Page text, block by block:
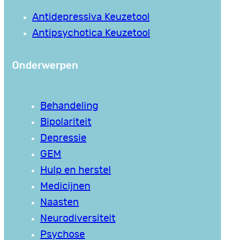
Antidepressiva Keuzetool
Antipsychotica Keuzetool
Onderwerpen
Behandeling
Bipolariteit
Depressie
GEM
Hulp en herstel
Medicijnen
Naasten
Neurodiversiteit
Psychose